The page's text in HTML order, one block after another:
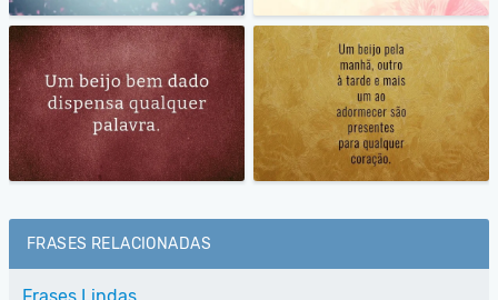
FRASES RELACIONADAS
Frases Lindas